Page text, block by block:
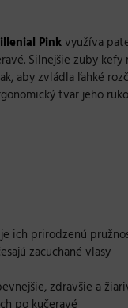
Pinkvyužíva
Silnejšie zuby
aby zvládla ľahké
tvar jeho
ich prirodzenú
zacuchané vlasy
zdravšie a